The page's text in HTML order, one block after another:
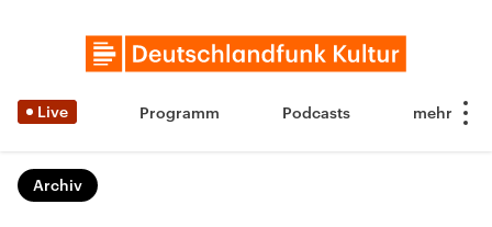
Live Programm Podcasts
Archiv